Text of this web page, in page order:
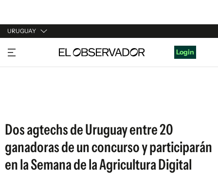
URUGUAY
URUGUAY
ARGENTINA
Login
Dos agtechs de Uruguay entre 20
ganadoras de un concurso y participarán
en la Semana de la Agricultura Digital